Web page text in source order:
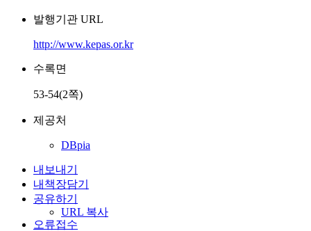
발행기관 URL
http://www.kepas.or.kr
수록면
53-54(2쪽)
제공처
DBpia
내보내기
내책장담기
공유하기
URL 복사
오류접수